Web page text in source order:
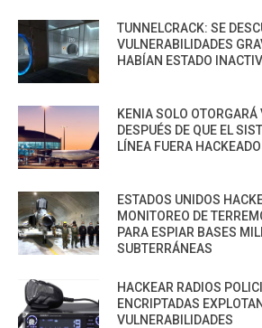
TUNNELCRACK: SE
VULNERABILIDADES
HABÍAN ESTADO
KENIA SOLO
DESPUÉS DE QUE EL
LÍNEA FUERA HACKEADO
ESTADOS UNIDOS
MONITOREO DE
PARA ESPIAR BASES
SUBTERRÁNEAS
HACKEAR RADIOS
ENCRIPTADAS
VULNERABILIDADES